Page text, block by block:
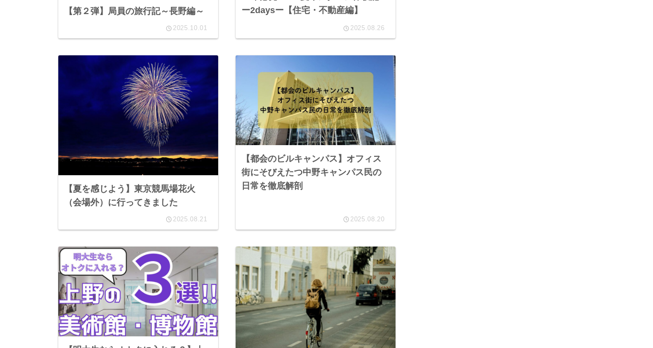
【第２弾】局員の旅行記～長野編～
2025.10.01
ー2daysー【住宅・不動産編】
2025.08.26
【夏を感じよう】東京競馬場花火
（会場外）に行ってきました
2025.08.21
【都会のビルキャンパス】オフィス
街にそびえたつ中野キャンパス民の
日常を徹底解剖
2025.08.20